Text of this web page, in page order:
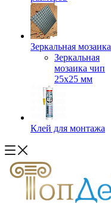
Зеркальная мозаика
Зеркальная
мозаика чип
25х25 мм
Клей для монтажа